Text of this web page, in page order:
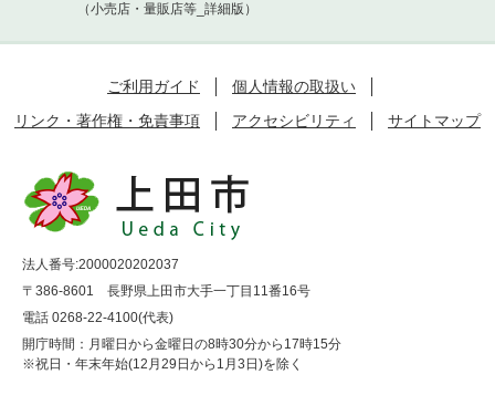
（小売店・量販店等_詳細版）
ご利用ガイド
個人情報の取扱い
リンク・著作権・免責事項
アクセシビリティ サイトマップ
法人番号:2000020202037
〒386-8601 長野県上田市大手一丁目11番16号
電話 0268-22-4100(代表)
開庁時間：月曜日から金曜日の8時30分から17時15分
※祝日・年末年始(12月29日から1月3日)を除く